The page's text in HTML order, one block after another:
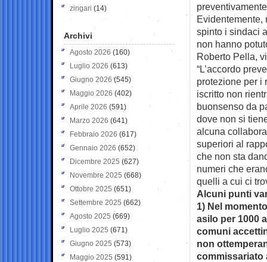
Evidentemente,
spinto i sindaci
non hanno
Roberto Pella,
“L’accordo
protezione per i
iscritto non
buonsenso da
dove non si
alcuna
superiori al
che non sta
numeri che
quelli a cui ci
Alcuni punti
1) Nel
asilo per 1000
comuni
non
commissariato
zingari (14)
Archivi
Agosto 2026 (160)
Luglio 2026 (613)
Giugno 2026 (545)
Maggio 2026 (402)
Aprile 2026 (591)
Marzo 2026 (641)
Febbraio 2026 (617)
Gennaio 2026 (652)
Dicembre 2025 (627)
Novembre 2025 (668)
Ottobre 2025 (651)
Settembre 2025 (662)
Agosto 2025 (669)
Luglio 2025 (671)
Giugno 2025 (573)
Maggio 2025 (591)